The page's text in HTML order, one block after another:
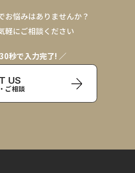
お悩みはありませんか？
軽にご相談ください
秒で入力完了! ／
US
ご相談